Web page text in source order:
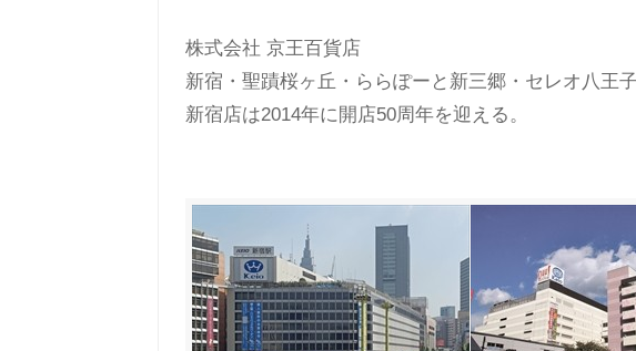
株式会社 京王百貨店
新宿・聖蹟桜ヶ丘・ららぽーと新三郷・セレオ八王
新宿店は2014年に開店50周年を迎える。